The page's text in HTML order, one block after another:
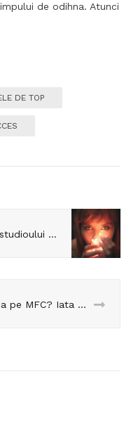
de odihna. Atunci
DE TOP
Idei deosebite de iluminare a studioului de videochat de acasa!
Faci videochat de acasa pe MFC? Iata cum se calculeaza punctajul fiecarui model de pe platforma!